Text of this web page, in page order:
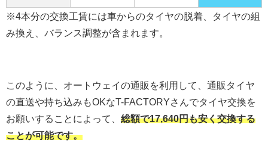
※4本分の交換工賃には車からのタイヤの脱着、タイヤの組
み換え、バランス調整が含まれます。
このように、オートウェイの通販を利用して、通販タイヤ
の直送や持ち込みもOKなT-FACTORYさんでタイヤ交換を
お願いすることによって、 総額で17,640円も安く交換する
ことが可能です。